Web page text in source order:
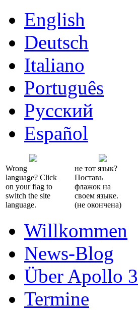
English
Deutsch
Italiano
Português
Русский
Español
Wrong
language? Click
on your flag to
switch the site
language.
не тот язык?
Поставь
флажок на
своем языке.
(не окончена)
Willkommen
News-Blog
Über Apollo 3
Termine